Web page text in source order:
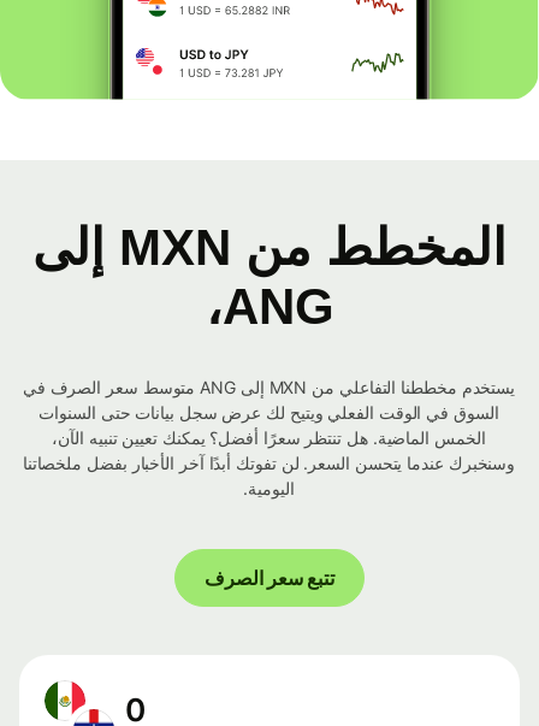
المخطط من MXN إلى
ANG،
يستخدم مخططنا التفاعلي من MXN إلى ANG متوسط ​​سعر الصرف في
السوق في الوقت الفعلي ويتيح لك عرض سجل بيانات حتى السنوات
الخمس الماضية. هل تنتظر سعرًا أفضل؟ يمكنك تعيين تنبيه الآن،
وسنخبرك عندما يتحسن السعر. لن تفوتك أبدًا آخر الأخبار بفضل ملخصاتنا
اليومية.
تتبع سعر الصرف